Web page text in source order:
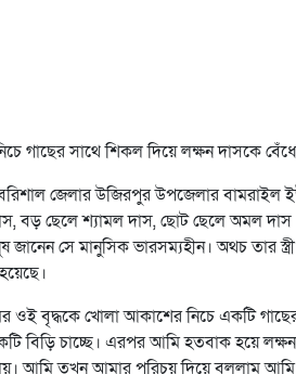
সাথে শিকল দিয়ে লক্ষন দাসকে বেঁধে
জেলার উজিরপুর উপজেলার বামরাইল
বড় ছেলে শ্যামল দাস, ছোট ছেলে অমল
সে মানুসিক ভারসম্যহীন। অথচ তার
ওই বৃদ্ধকে খোলা আকাশের নিচে একটি
বিড়ি চাচ্ছে। এরপর আমি হতবাক হয়ে
আমি তখন আমার পরিচয় দিয়ে বললাম আমি